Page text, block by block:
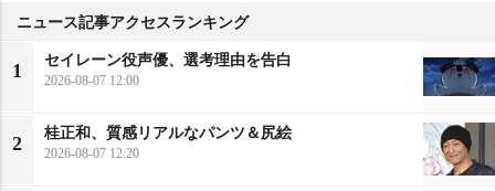
ニュース記事アクセスランキング
1
セイレーン役声優、選考理由を告白
2026-08-07 12:00
2
桂正和、質感リアルなパンツ＆尻絵
2026-08-07 12:20